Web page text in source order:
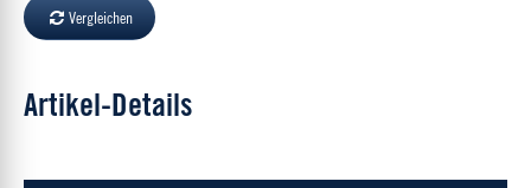
Vergleichen
Artikel-Details